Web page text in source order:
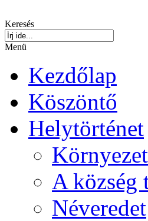
Keresés
Menü
Kezdőlap
Köszöntő
Helytörténet
A község
Néveredet